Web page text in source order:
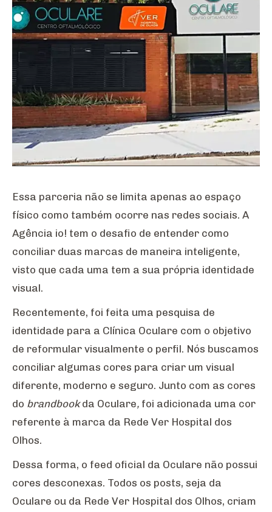
Essa parceria não se limita apenas ao espaço
físico como também ocorre nas redes sociais. A
Agência io! tem o desafio de entender como
conciliar duas marcas de maneira inteligente,
visto que cada uma tem a sua própria identidade
visual.
Recentemente, foi feita uma pesquisa de
identidade para a Clínica Oculare com o objetivo
de reformular visualmente o perfil. Nós buscamos
conciliar algumas cores para criar um visual
diferente, moderno e seguro. Junto com as cores
do brandbookda Oculare, foi adicionada uma cor
referente à marca da Rede Ver Hospital dos
Olhos.
Dessa forma, o feed oficial da Oculare não possui
cores desconexas. Todos os posts, seja da
Oculare ou da Rede Ver Hospital dos Olhos, criam